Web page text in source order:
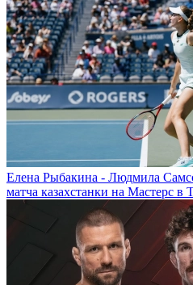
Елена Рыбакина - Людмила
матча казахстанки на Мастерс в